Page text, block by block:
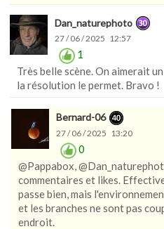
Dan_naturephoto
27 / 06 / 2025 12:57
1
Très belle scène. On aimerait
la résolution le permet. Bravo !
Bernard-06
27 / 06 / 2025 13:20
0
@Pappabox,
commentaires et likes.
passe bien, mais
et les branches ne sont pas
endroit.